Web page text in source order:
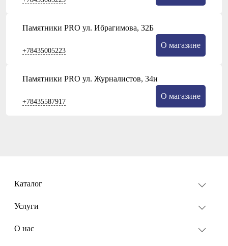
Памятники PRO ул. Ибрагимова, 32Б
+78435005223
О магазине
Памятники PRO ул. Журналистов, 34и
+78435587917
О магазине
Каталог
Услуги
О нас